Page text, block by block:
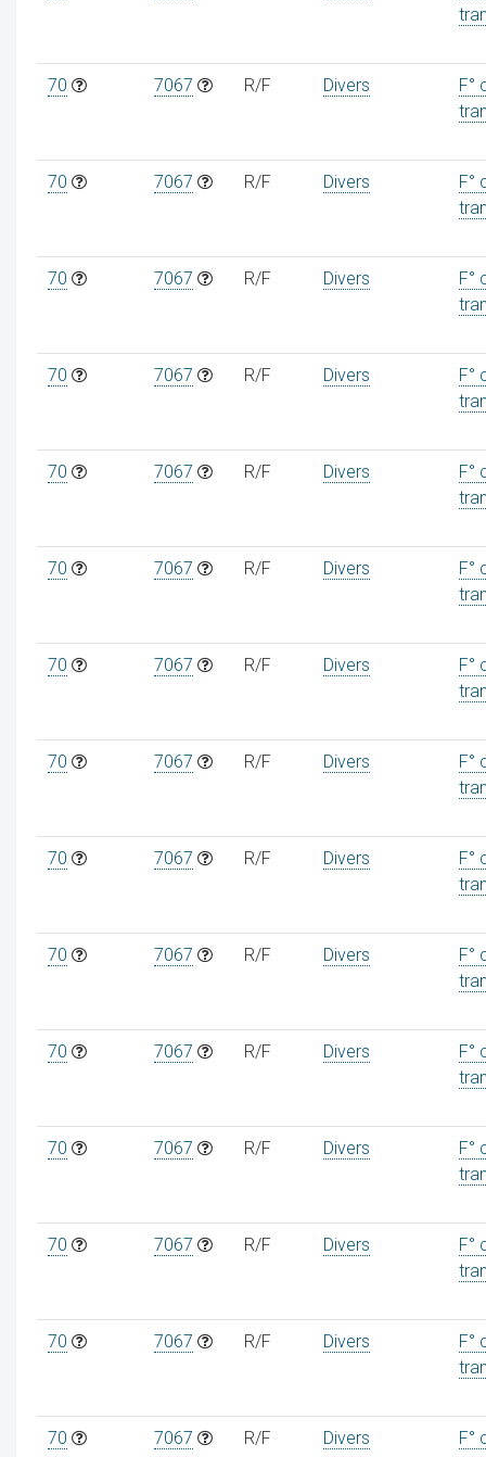
70 7067 R/F Divers
F°
70 7067 R/F Divers
F°
70 7067 R/F Divers
F°
70 7067 R/F Divers
F°
70 7067 R/F Divers
F°
70 7067 R/F Divers
F°
70 7067 R/F Divers
F°
70 7067 R/F Divers
F°
70 7067 R/F Divers
F°
70 7067 R/F Divers
F°
70 7067 R/F Divers
F°
70 7067 R/F Divers
F°
70 7067 R/F Divers
F°
70 7067 R/F Divers
F°
70 7067 R/F Divers
F°